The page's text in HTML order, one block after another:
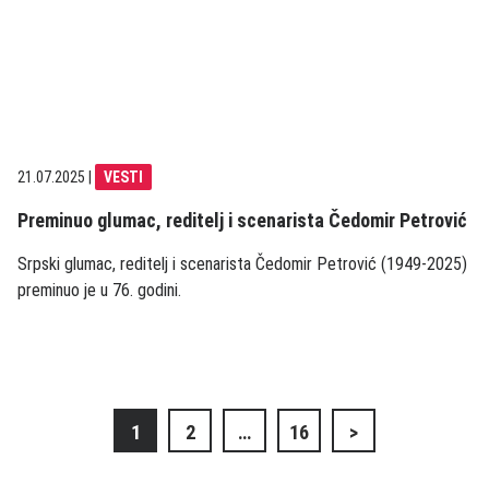
21.07.2025 VESTI
Preminuo glumac, reditelj i scenarista Čedomir Petrović
Srpski glumac, reditelj i scenarista Čedomir Petrović (1949-2025)
preminuo je u 76. godini.
Кретање
1 2 … 16 >